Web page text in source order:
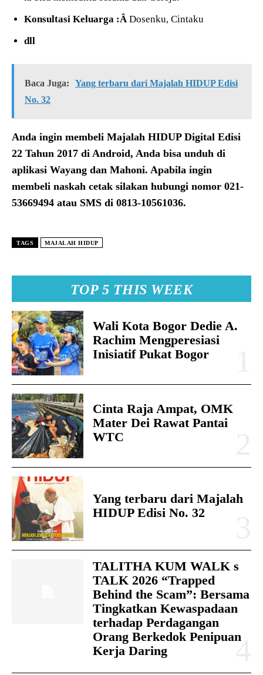
TOP 5 THIS WEEK
Wali Kota Bogor Dedie A.
Rachim Mengperesiasi
Inisiatif Pukat Bogor
Cinta Raja Ampat, OMK
Mater Dei Rawat Pantai
WTC
Yang terbaru dari Majalah
HIDUP Edisi No. 32
TALITHA KUM WALK s
TALK 2026 “Trapped
Behind the Scam”: Bersama
Tingkatkan Kewaspadaan
terhadap Perdagangan
Orang Berkedok Penipuan
Kerja Daring
Konsultasi Keluarga :Â Dosenku, Cintaku
dll
Baca Juga:
Yang terbaru dari Majalah HIDUP Edisi
No. 32
Anda ingin membeli Majalah HIDUP Digital Edisi
22 Tahun 2017 di Android, Anda bisa unduh di
aplikasi Wayang dan Mahoni. Apabila ingin
membeli naskah cetak silakan hubungi nomor 021-
53669494 atau SMS di 0813-10561036.
TAGS MAJALAH HIDUP